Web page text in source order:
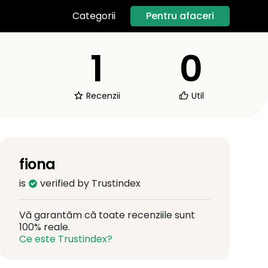
Categorii Pentru afaceri
1
Recenzii
0
Util
fiona
is verified by Trustindex
Vă garantăm că toate recenziile sunt
100% reale.
Ce este Trustindex?